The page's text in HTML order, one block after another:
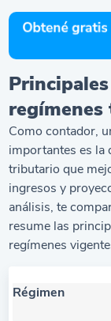
Como contador,
importantes es la
tributario que
ingresos y
análisis, te
resume las
regímenes
Régimen